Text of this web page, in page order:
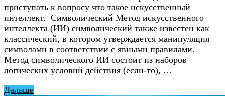
приступать к вопросу что такое искусственный
интеллект. Символический Метод искусственного
интеллекта (ИИ) символический также известен как
классический, в котором утверждается манипуляция
символами в соответствии с явными правилами.
Метод символического ИИ состоит из наборов
логических условий действия (если-то), …
Дальше